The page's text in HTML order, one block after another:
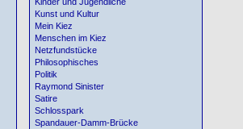
Kunst und Kultur
Mein Kiez
Menschen im Kiez
Netzfundstücke
Philosophisches
Politik
Raymond Sinister
Satire
Schlosspark
Spandauer-Damm-Brücke